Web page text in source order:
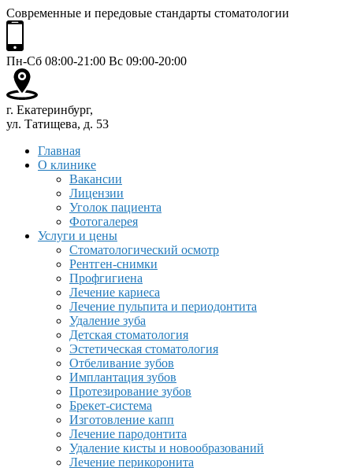
Современные и передовые стандарты стоматологии
Пн-Сб 08:00-21:00 Вс 09:00-20:00
г. Екатеринбург,
ул. Татищева, д. 53
Главная
О клинике
Вакансии
Лицензии
Уголок пациента
Фотогалерея
Услуги и цены
Стоматологический осмотр
Рентген-снимки
Профгигиена
Лечение кариеса
Лечение пульпита и периодонтита
Удаление зуба
Детская стоматология
Эстетическая стоматология
Отбеливание зубов
Имплантация зубов
Протезирование зубов
Брекет-система
Изготовление капп
Лечение пародонтита
Удаление кисты и новообразований
Лечение перикоронита